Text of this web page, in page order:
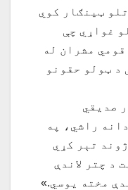
ټینګار کوي
غواړي چې
مشران له
د ټولو حقونو
صديقي
راشي، په
تېر کړي
د چتر لاندې
مخته یوسي.»